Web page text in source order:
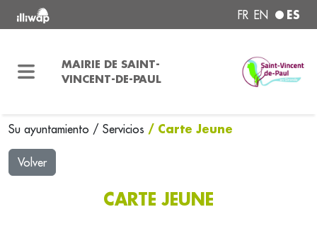
FR EN ES
MAIRIE DE SAINT-
VINCENT-DE-PAUL
Su ayuntamiento / Servicios / Carte Jeune
Volver
CARTE JEUNE